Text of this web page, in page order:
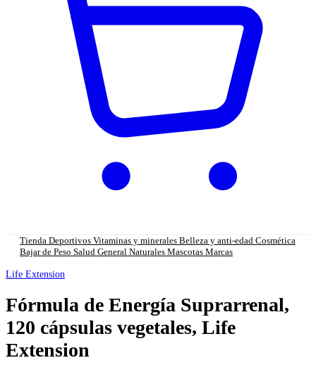
Tienda Deportivos Vitaminas y minerales Belleza y anti-edad Cosmética
Bajar de Peso Salud General Naturales Mascotas Marcas
Life Extension
Fórmula de Energía Suprarrenal,
120 cápsulas vegetales, Life
Extension